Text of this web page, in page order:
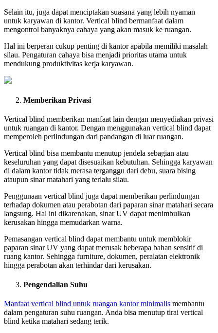
Selain itu, juga dapat menciptakan suasana yang lebih nyaman
untuk karyawan di kantor. Vertical blind bermanfaat dalam
mengontrol banyaknya cahaya yang akan masuk ke ruangan.
Hal ini berperan cukup penting di kantor apabila memiliki masalah
silau. Pengaturan cahaya bisa menjadi prioritas utama untuk
mendukung produktivitas kerja karyawan.
Memberikan Privasi
Vertical blind memberikan manfaat lain dengan menyediakan privasi
untuk ruangan di kantor. Dengan menggunakan vertical blind dapat
memperoleh perlindungan dari pandangan di luar ruangan.
Vertical blind bisa membantu menutup jendela sebagian atau
keseluruhan yang dapat disesuaikan kebutuhan. Sehingga karyawan
di dalam kantor tidak merasa terganggu dari debu, suara bising
ataupun sinar matahari yang terlalu silau.
Penggunaan vertical blind juga dapat memberikan perlindungan
terhadap dokumen atau perabotan dari paparan sinar matahari secara
langsung. Hal ini dikarenakan, sinar UV dapat menimbulkan
kerusakan hingga memudarkan warna.
Pemasangan vertical blind dapat membantu untuk memblokir
paparan sinar UV yang dapat merusak beberapa bahan sensitif di
ruang kantor. Sehingga furniture, dokumen, peralatan elektronik
hingga perabotan akan terhindar dari kerusakan.
Pengendalian Suhu
Manfaat vertical blind untuk ruangan kantor minimalis membantu
dalam pengaturan suhu ruangan. Anda bisa menutup tirai vertical
blind ketika matahari sedang terik.